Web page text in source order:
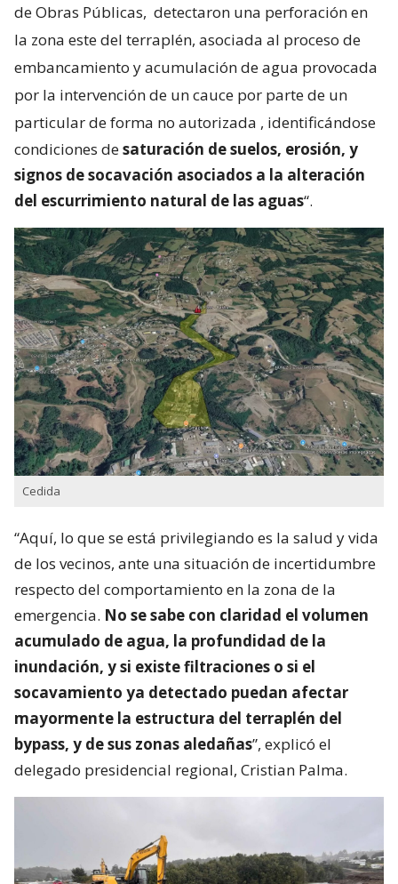
de Obras Públicas, detectaron una perforación en
la zona este del terraplén, asociada al proceso de
embancamiento y acumulación de agua provocada
por la intervención de un cauce por parte de un
particular de forma no autorizada , identificándose
condiciones desaturación de suelos, erosión, y
signos de socavación asociados a la alteración
del escurrimiento natural de las aguas“.
Cedida
“Aquí, lo que se está privilegiando es la salud y vida
de los vecinos, ante una situación de incertidumbre
respecto del comportamiento en la zona de la
emergencia. No se sabe con claridad el volumen
acumulado de agua, la profundidad de la
inundación, y si existe filtraciones o si el
socavamiento ya detectado puedan afectar
mayormente la estructura del terraplén del
bypass, y de sus zonas aledañas”, explicó el
delegado presidencial regional, Cristian Palma.